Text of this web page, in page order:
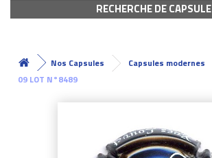
RECHERCHE DE CAPSULE
Nos Capsules Capsules modernes
09 LOT N°8489